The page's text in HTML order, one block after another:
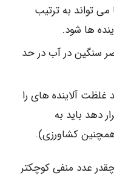
تواند به ترتیب
ها شود.
سنگین در آب در حد
غلظت آلاینده های را
دهد باید به
کشاورزی).
عدد منفی کوچکتر